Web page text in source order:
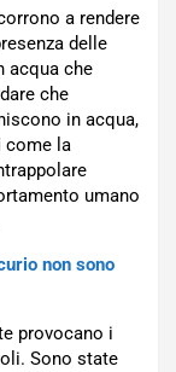
a rendere
delle
acqua che
che
in acqua,
come la
umano
non sono
provocano i
Sono state